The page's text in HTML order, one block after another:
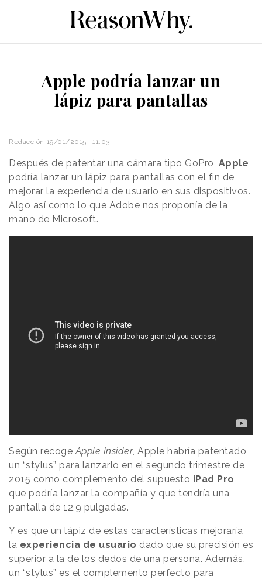
Apple podría lanzar un
lápiz para pantallas
Redacción 19/01/2015 · 11:03
Después de patentar una cámara tipo GoPro Apple
podría lanzar un lápiz para pantallas con el fin de
mejorar la experiencia de usuario en sus dispositivos.
Algo así como lo que Adobe nos proponía de la
mano de Microsoft.
Según recoge Apple Insider, Apple habría patentado
un “stylus” para lanzarlo en el segundo trimestre de
2015 como complemento del supuesto iPad Pro
que podría lanzar la compañía y que tendría una
pantalla de 12,9 pulgadas.
Y es que un lápiz de estas características mejoraría
la experiencia de usuario dado que su precisión es
superior a la de los dedos de una persona. Además,
un “stylus” es el complemento perfecto para